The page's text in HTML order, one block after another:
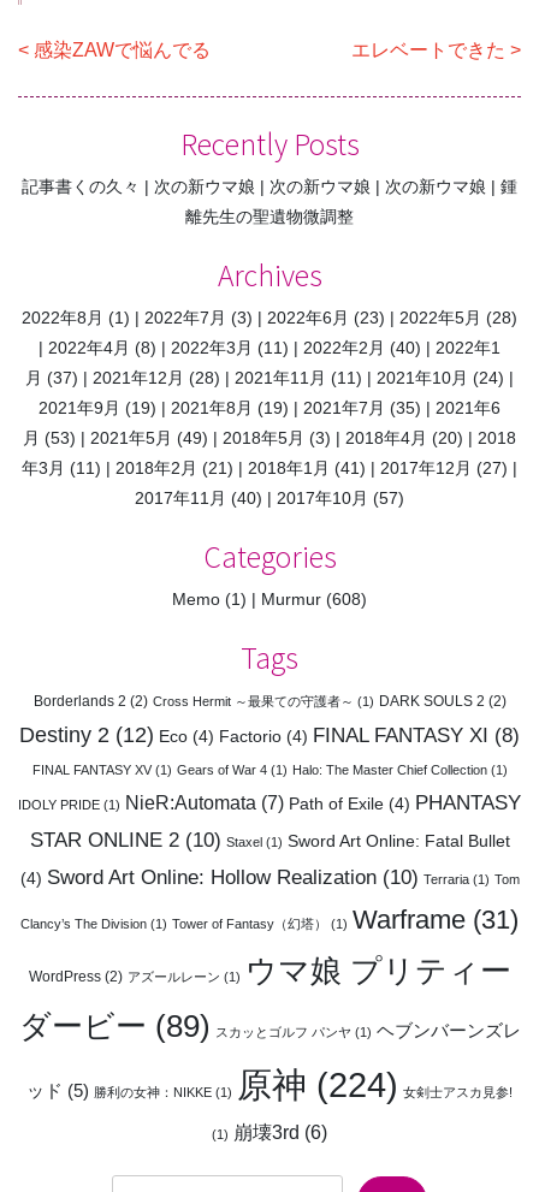
投
ゲ
ョ
ン
感染ZAWで悩んでる エレベートできた
Recently Posts
記事書くの久々 次の新ウマ娘 次の新ウマ娘 次の新ウマ娘
鍾
離先生の聖遺物微調整
Archives
2022年8月 (1) 2022年7月 (3) 2022年6月 (23) 2022年5月 (28)
2022年4月 (8) 2022年3月 (11) 2022年2月 (40)
2022年1
月 (37) 2021年12月 (28) 2021年11月 (11) 2021年10月 (24)
2021年9月 (19) 2021年8月 (19) 2021年7月 (35)
2021年6
月 (53) 2021年5月 (49) 2018年5月 (3) 2018年4月 (20)
2018
年3月 (11) 2018年2月 (21) 2018年1月 (41) 2017年12月 (27)
2017年11月 (40) 2017年10月 (57)
Categories
Memo (1) Murmur (608)
Tags
Borderlands 2 (2) Cross Hermit ～最果ての守護者～ (1) DARK SOULS 2 (2)
Destiny 2 (12) Eco (4) Factorio (4) FINAL FANTASY XI (8)
FINAL FANTASY XV(1) Gears of War 4(1) Halo: The Master Chief Collection(1)
IDOLY PRIDE (1) NieR:Automata (7) Path of Exile (4) PHANTASY
STAR ONLINE 2(10) Staxel(1) Sword Art Online: Fatal Bullet
(4) Sword Art Online: Hollow Realization(10) Terraria(1) Tom
Clancy’s The Division (1) Tower of Fantasy（幻塔） (1) Warframe (31)
WordPress(2) アズールレーン (1)
ウマ娘 プリティー
ダービー (89) スカッとゴルフ パンヤ (1) ヘブンバーンズレ
ッド (5) 勝利の女神：NIKKE (1) 原神 (224) 女剣士アスカ見参!
(1) 崩壊3rd (6)